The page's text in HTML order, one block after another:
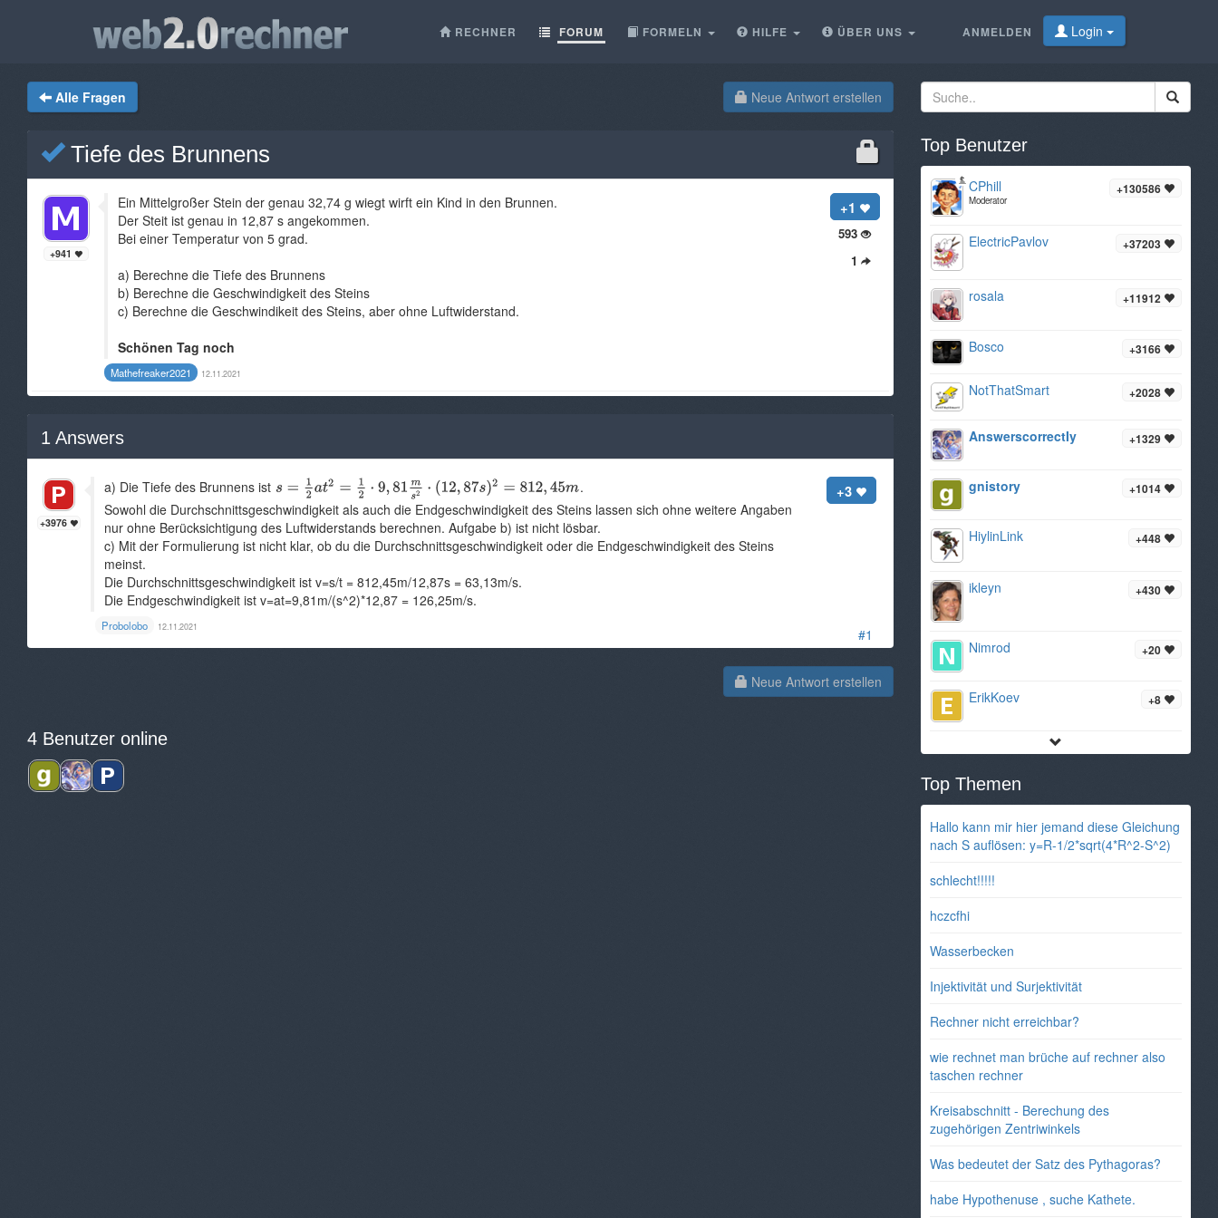
ANMELDEN Login
RECHNER FORUM FORMELN HILFE ÜBER UNS
Neue Antwort erstellen
Alle Fragen
Tiefe des Brunnens
+1
593
1
+941
Ein Mittelgroßer Stein der genau 32,74 g wiegt wirft ein Kind in den Brunnen.
Der Steit ist genau in 12,87 s angekommen.
Bei einer Temperatur von 5 grad.
a) Berechne die Tiefe des Brunnens
b) Berechne die Geschwindigkeit des Steins
c) Berechne die Geschwindikeit des Steins, aber ohne Luftwiderstand.
Schönen Tag noch
Mathefreaker2021 12.11.2021
1 Answers
#1
+3976
+3
a) Die Tiefe des Brunnens ist
.
Sowohl die Durchschnittsgeschwindigkeit als auch die Endgeschwindigkeit des Steins lassen sich ohne weitere Angaben
nur ohne Berücksichtigung des Luftwiderstands berechnen. Aufgabe b) ist nicht lösbar.
c) Mit der Formulierung ist nicht klar, ob du die Durchschnittsgeschwindigkeit oder die Endgeschwindigkeit des Steins
meinst.
Die Durchschnittsgeschwindigkeit ist v=s/t = 812,45m/12,87s = 63,13m/s.
Die Endgeschwindigkeit ist v=at=9,81m/(s^2)*12,87 = 126,25m/s.
Probolobo 12.11.2021
Neue Antwort erstellen
4 Benutzer online
Top Benutzer
+130586
CPhill
Moderator
+37203
ElectricPavlov
+11912
rosala
+3166
Bosco
+2028
NotThatSmart
+1329
AnswerscorrectIy
+1014
gnistory
+448
HiylinLink
+430
ikleyn
+20
Nimrod
+8
ErikKoev
Top Themen
Hallo kann mir hier jemand diese Gleichung
nach S auflösen: y=R-1/2*sqrt(4*R^2-S^2)
schlecht!!!!!
hczcfhi
Wasserbecken
Injektivität und Surjektivität
Rechner nicht erreichbar?
wie rechnet man brüche auf rechner also
taschen rechner
Kreisabschnitt - Berechung des
zugehörigen Zentriwinkels
Was bedeutet der Satz des Pythagoras?
habe Hypothenuse , suche Kathete.